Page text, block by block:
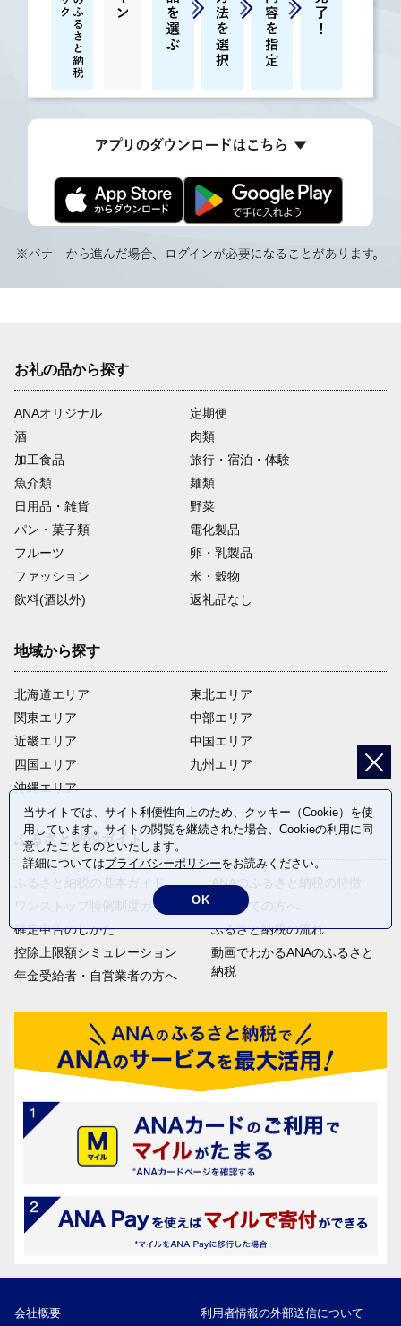
お礼の品から探す
ANAオリジナル
定期便
酒
肉類
加工食品
旅行・宿泊・体験
魚介類
麺類
日用品・雑貨
野菜
パン・菓子類
電化製品
フルーツ
卵・乳製品
ファッション
米・穀物
飲料(酒以外)
返礼品なし
地域から探す
北海道エリア
関東エリア
近畿エリア
四国エリア
沖縄エリア
東北エリア
中部エリア
中国エリア
九州エリア
ふるさと納税ガイド
ふるさと納税の基本ガイド
ワンストップ特例制度ガイド
確定申告のしかた
控除上限額シミュレーション
年金受給者・自営業者の方へ
ANAのふるさと納税の特徴
はじめての方へ
ふるさと納税の流れ
動画でわかるANAのふるさと
納税
会社概要 利用者情報の外部送信について
当サイトでは、サイト利便性向上のため、クッキー（Cookie）を使
用しています。サイトの閲覧を継続された場合、Cookieの利用に同
意したことものといたします。
詳細についてはプライバシーポリシーをお読みください。
OK